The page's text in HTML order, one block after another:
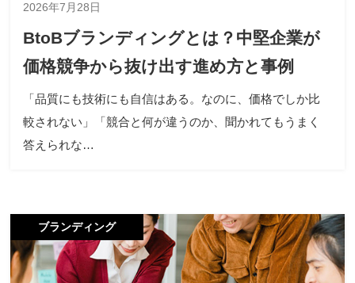
2026年7月28日
BtoBブランディングとは？中堅企業が
価格競争から抜け出す進め方と事例
「品質にも技術にも自信はある。なのに、価格でしか比
較されない」「競合と何が違うのか、聞かれてもうまく
答えられな…
ブランディング